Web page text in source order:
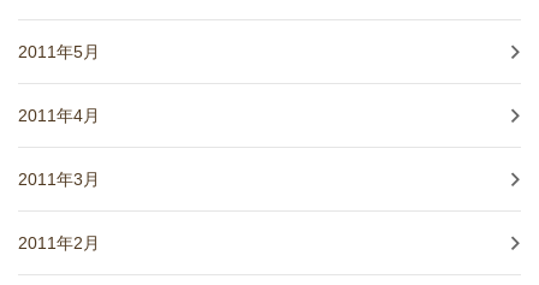
2011年5月
2011年4月
2011年3月
2011年2月